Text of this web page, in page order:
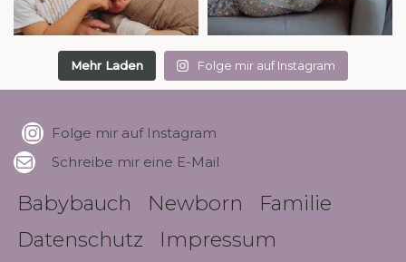
Mehr Laden Folge mir auf Instagram
Folge mir auf Instagram
Schreibe mir eine E-Mail
Babybauch Newborn
Familie
Datenschutz
Impressum